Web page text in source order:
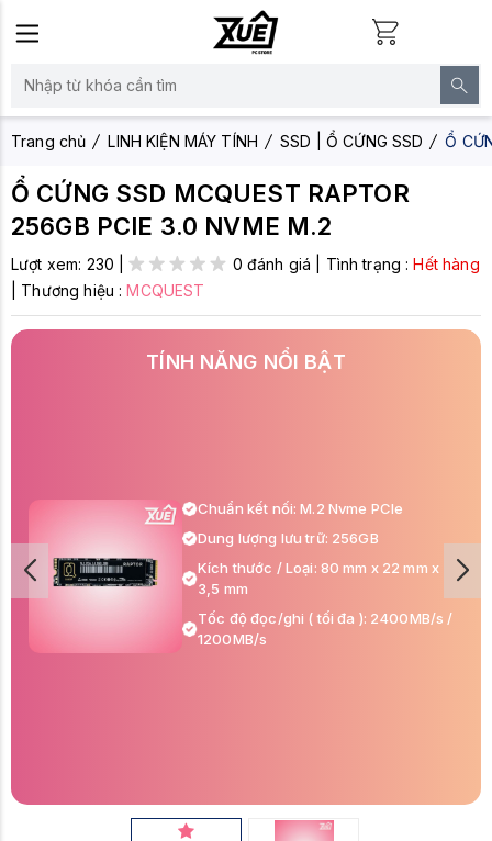
Trang chủ LINH KIỆN MÁY TÍNH SSD | Ổ CỨNG SSD Ổ
Ổ CỨNG SSD MCQUEST RAPTOR
256GB PCIE 3.0 NVME M.2
Lượt xem: 230 | 0 đánh giá Tình trạng :Hết hàng
Thương hiệu :MCQUEST
TÍNH NĂNG NỔI BẬT
Chuẩn kết nối: M.2 Nvme PCIe
Dung lượng lưu trữ: 256GB
Kích thước / Loại: 80 mm x 22 mm x
3,5 mm
Tốc độ đọc/ghi ( tối đa ): 2400MB/s /
1200MB/s